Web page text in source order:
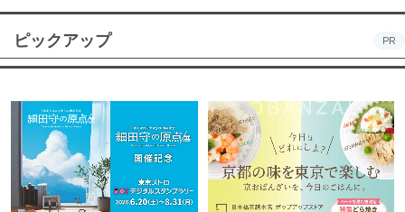
ピックアップ PR